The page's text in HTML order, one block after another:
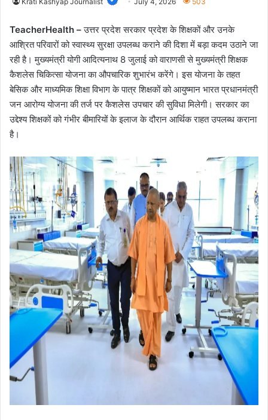
TeacherHealth –उत्तर प्रदेश सरकार प्रदेश के शिक्षकों और उनके
आश्रित परिवारों को स्वास्थ्य सुरक्षा उपलब्ध कराने की दिशा में बड़ा कदम उठाने जा
रही है। मुख्यमंत्री योगी आदित्यनाथ 8 जुलाई को वाराणसी से मुख्यमंत्री शिक्षक
कैशलेस चिकित्सा योजना का औपचारिक शुभारंभ करेंगे। इस योजना के तहत
बेसिक और माध्यमिक शिक्षा विभाग के पात्र शिक्षकों को आयुष्मान भारत प्रधानमंत्री
जन आरोग्य योजना की तर्ज पर कैशलेस उपचार की सुविधा मिलेगी। सरकार का
उद्देश्य शिक्षकों को गंभीर बीमारियों के इलाज के दौरान आर्थिक राहत उपलब्ध कराना
है।